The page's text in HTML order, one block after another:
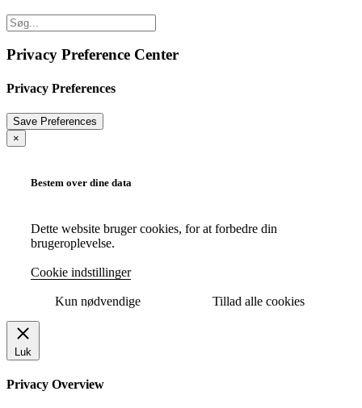
Privacy Preference Center
Privacy Preferences
×
Bestem over dine data
Dette website bruger cookies, for at forbedre din
brugeroplevelse.
Cookie indstillinger
Kun nødvendige Tillad alle cookies
Luk
Privacy Overview